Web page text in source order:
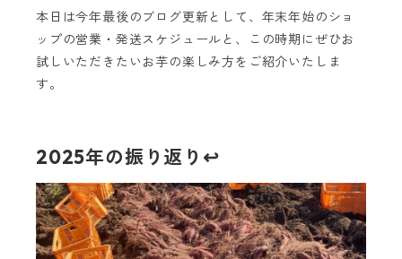
本日は今年最後のブログ更新として、年末年始のショ
ップの営業・発送スケジュールと、この時期にぜひお
試しいただきたいお芋の楽しみ方をご紹介いたしま
す。
2025年の振り返り↩️